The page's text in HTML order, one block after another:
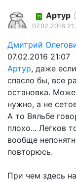
11 Артур
07.02.2016
Дмитрий
07.02.2016 21:07
Артур, даже
спасло бы, все
остановка.
нужно, а не
А то Вяльбе
плохо... Легков
вообще
повторюсь.
При чем здесь